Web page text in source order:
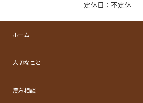
定休日：不定休
ホーム
大切なこと
漢方相談